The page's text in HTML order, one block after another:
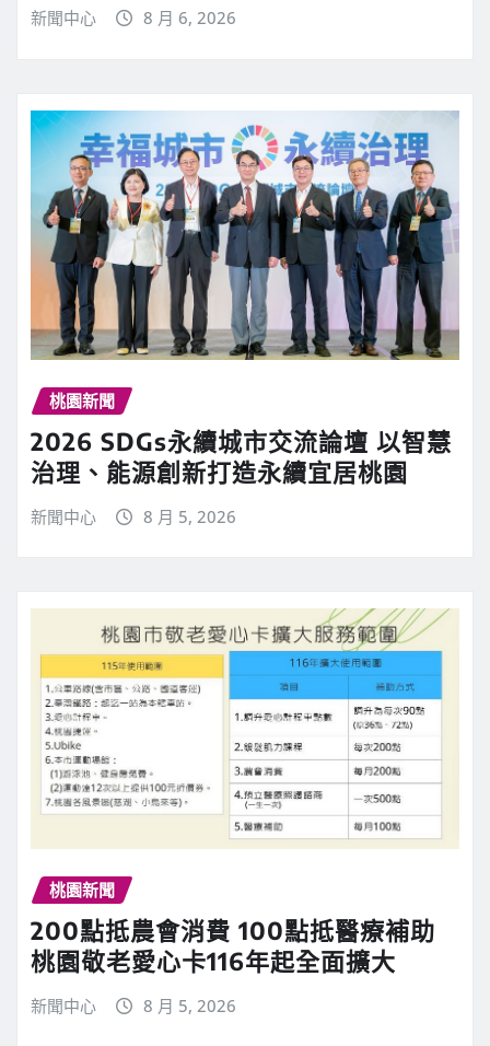
新聞中心 8 月 6, 2026
桃園新聞
2026 SDGs永續城市交流論壇 以智慧
治理、能源創新打造永續宜居桃園
新聞中心 8 月 5, 2026
桃園新聞
200點抵農會消費 100點抵醫療補助
桃園敬老愛心卡116年起全面擴大
新聞中心 8 月 5, 2026